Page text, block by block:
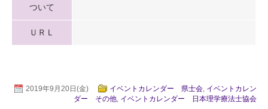
ついて
ＵＲＬ
2019年9月20日(金) イベントカレンダー 県士会, イベントカレン
ダー その他, イベントカレンダー 日本理学療法士協会